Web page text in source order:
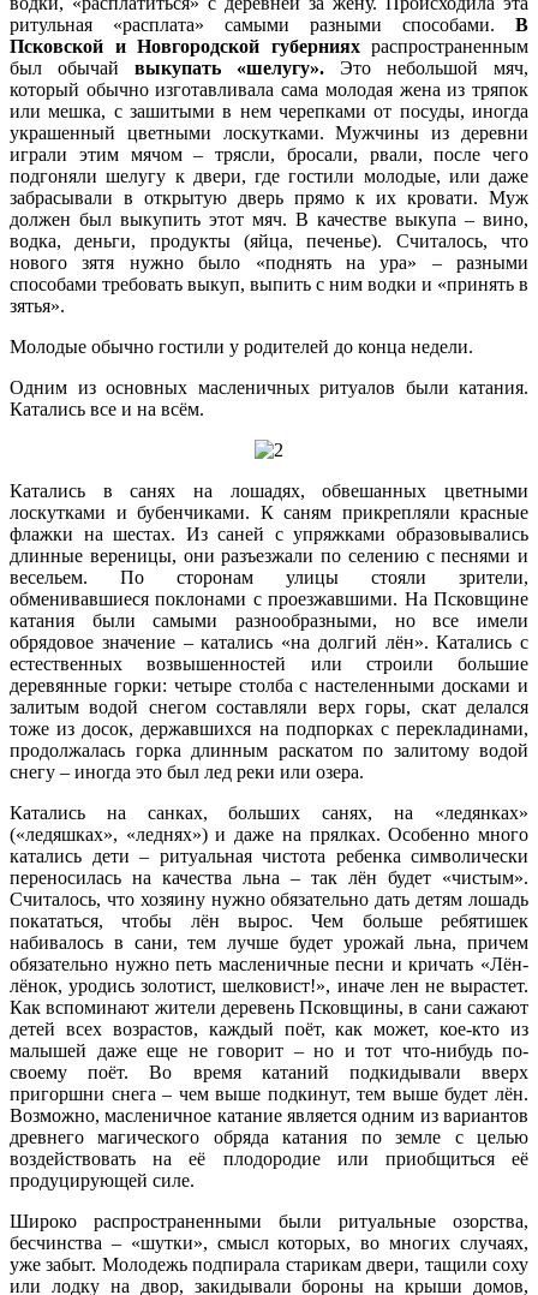
ритульная «расплата» самыми разными способами. В
Псковской и Новгородской губерниях распространенным
был обычай выкупать «шелугу». Это небольшой мяч,
который обычно изготавливала сама молодая жена из тряпок
или мешка, с зашитыми в нем черепками от посуды, иногда
украшенный цветными лоскутками. Мужчины из деревни
играли этим мячом – трясли, бросали, рвали, после чего
подгоняли шелугу к двери, где гостили молодые, или даже
забрасывали в открытую дверь прямо к их кровати. Муж
должен был выкупить этот мяч. В качестве выкупа – вино,
водка, деньги, продукты (яйца, печенье). Считалось, что
нового зятя нужно было «поднять на ура» – разными
способами требовать выкуп, выпить с ним водки и «принять в
зятья».
Молодые обычно гостили у родителей до конца недели.
Одним из основных масленичных ритуалов были катания.
Катались все и на всём.
Катались в санях на лошадях, обвешанных цветными
лоскутками и бубенчиками. К саням прикрепляли красные
флажки на шестах. Из саней с упряжками образовывались
длинные вереницы, они разъезжали по селению с песнями и
весельем. По сторонам улицы стояли зрители,
обменивавшиеся поклонами с проезжавшими. На Псковщине
катания были самыми разнообразными, но все имели
обрядовое значение – катались «на долгий лён». Катались с
естественных возвышенностей или строили большие
деревянные горки: четыре столба с настеленными досками и
залитым водой снегом составляли верх горы, скат делался
тоже из досок, державшихся на подпорках с перекладинами,
продолжалась горка длинным раскатом по залитому водой
снегу – иногда это был лед реки или озера.
Катались на санках, больших санях, на «ледянках»
(«ледяшках», «леднях») и даже на прялках. Особенно много
катались дети – ритуальная чистота ребенка символически
переносилась на качества льна – так лён будет «чистым».
Считалось, что хозяину нужно обязательно дать детям лошадь
покататься, чтобы лён вырос. Чем больше ребятишек
набивалось в сани, тем лучше будет урожай льна, причем
обязательно нужно петь масленичные песни и кричать «Лён-
лёнок, уродись золотист, шелковист!», иначе лен не вырастет.
Как вспоминают жители деревень Псковщины, в сани сажают
детей всех возрастов, каждый поёт, как может, кое-кто из
малышей даже еще не говорит – но и тот что-нибудь по-
своему поёт. Во время катаний подкидывали вверх
пригоршни снега – чем выше подкинут, тем выше будет лён.
Возможно, масленичное катание является одним из вариантов
древнего магического обряда катания по земле с целью
воздействовать на её плодородие или приобщиться её
продуцирующей силе.
Широко распространенными были ритуальные озорства,
бесчинства – «шутки», смысл которых, во многих случаях,
уже забыт. Молодежь подпирала старикам двери, тащили соху
или лодку на двор, закидывали бороны на крыши домов,